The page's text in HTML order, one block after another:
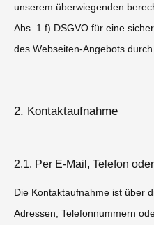
unserem überwiegenden
Abs. 1 f) DSGVO für eine
des Webseiten-Angebots
2. Kontaktaufnahme
2.1. Per E-Mail, Telefon
Die Kontaktaufnahme ist über
Adressen, Telefonnummern